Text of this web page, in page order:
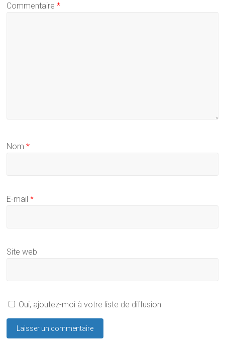
Commentaire*
Nom*
E-mail*
Site web
Oui, ajoutez-moi à votre liste de diffusion